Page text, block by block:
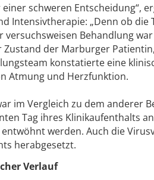
schweren Entscheidung“,
Intensivtherapie: „Denn ob
versuchsweisen Behandlung
Zustand der Marburger
konstatierte eine
Atmung und Herzfunktion.
im Vergleich zu dem anderer
Tag ihres Klinikaufenthalts
werden. Auch die
herabgesetzt.
Verlauf